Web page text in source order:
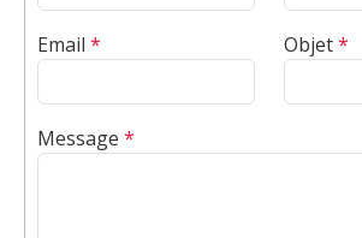
Email * Objet*
Message *